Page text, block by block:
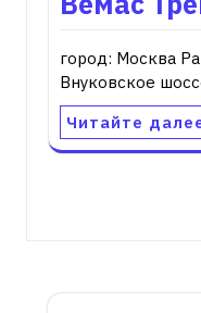
город: Москва
Внуковское
Читайте